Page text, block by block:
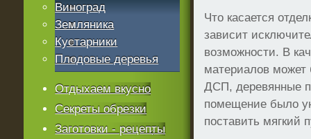
Что касается
зависит
возможности. В
материалов
ДСП, деревянные
помещение было
поставить мягкий
Виноград
Земляника
Кустарники
Плодовые деревья
Отдыхаем вкусно
Секреты обрезки
Заготовки - рецепты